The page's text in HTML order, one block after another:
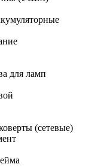
для ламп
(сетевые)